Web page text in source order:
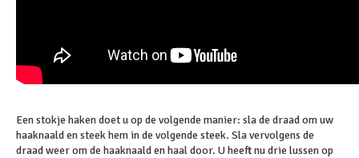
Een stokje haken doet u op de volgende manier: sla de draad om uw
haaknaald en steek hem in de volgende steek. Sla vervolgens de
draad weer om de haaknaald en haal door. U heeft nu drie lussen op